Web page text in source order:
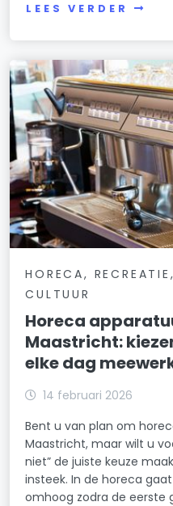
LEES VERDER
HORECA,
CULTUUR
Horeca
Maastricht:
elke dag
14 februari 2026
Bent u van plan om
Maastricht, maar wilt u
niet” de juiste keuze
insteek. In de horeca
omhoog zodra de eerste